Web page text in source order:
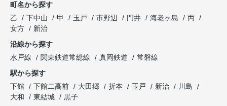
町名から探す
乙
下中山 甲 玉戸 市野辺 門井 海老ヶ島
丙
女方
新治
沿線から探す
水戸線
関東鉄道常総線 真岡鉄道
常磐線
駅から探す
下館
下館二高前 大田郷 折本 玉戸 新治
川島
大和
東結城 黒子